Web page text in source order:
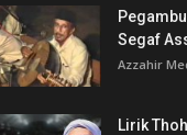
Segaf
Azzahir
Lirik